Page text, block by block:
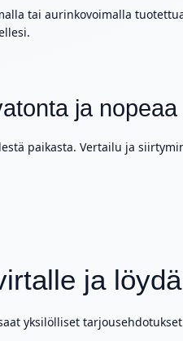
tai aurinkovoimalla
ja nopeaa
paikasta. Vertailu ja
ja
yksilölliset